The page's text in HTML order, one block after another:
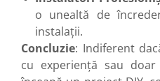
o unealtă de
instalații.
Concluzie: Indiferent
cu experiență sau